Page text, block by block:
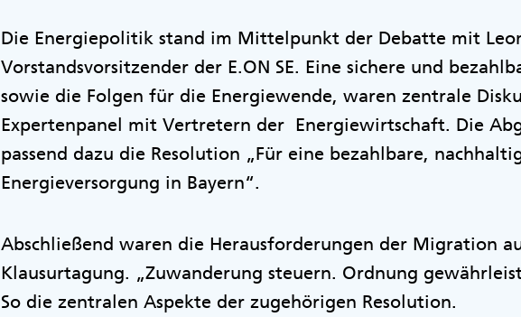
Die Energiepolitik stand im Mittelpunkt der Debatte mit
Vorstandsvorsitzender der E.ON SE. Eine sichere und
sowie die Folgen für die Energiewende, waren zentrale
Expertenpanel mit Vertretern der Energiewirtschaft. Die
passend dazu die Resolution „Für eine bezahlbare,
Energieversorgung in Bayern“.
Abschließend waren die Herausforderungen der Migration
Klausurtagung. „Zuwanderung steuern. Ordnung
So die zentralen Aspekte der zugehörigen Resolution.